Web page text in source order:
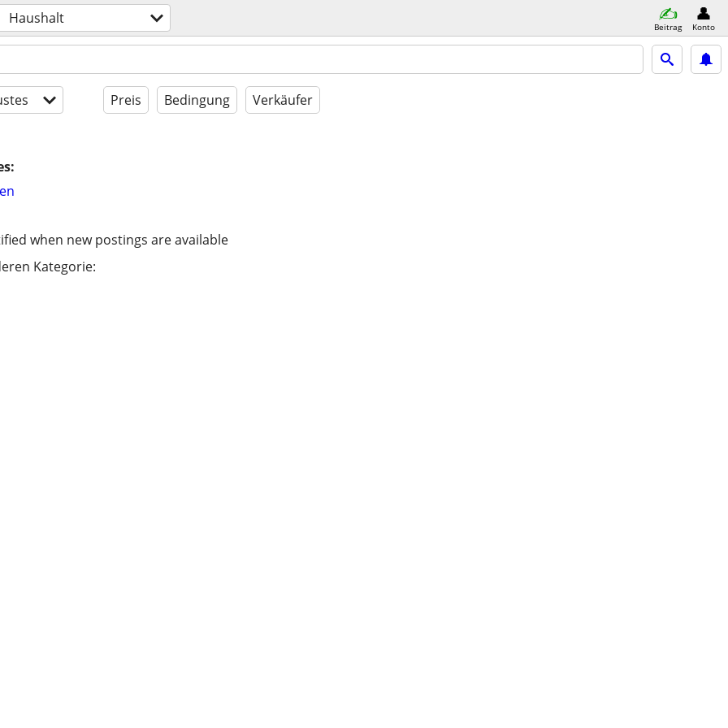
Haushalt Beitrag Konto
Preis Bedingung Verkäufer
when new postings are available
Kategorie: